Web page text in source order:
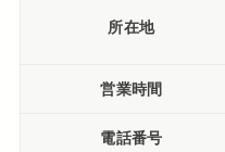
所在地
営業時間
電話番号